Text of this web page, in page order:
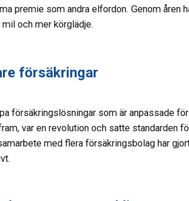
premie som andra elfordon. Genom åren
och mer körglädje.
försäkringar
försäkringslösningar som är anpassade
var en revolution och satte standarden
med flera försäkringsbolag har